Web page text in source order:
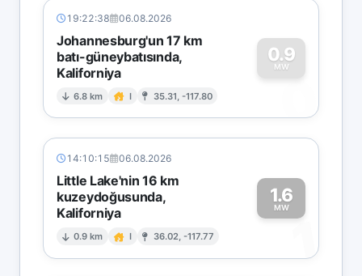
19:22:38 06.08.2026
Johannesburg'un 17 km
batı-güneybatısında,
Kaliforniya
6.8 km I 35.31, -117.80
0.9
MW
0
14:10:15 06.08.2026
Little Lake'nin 16 km
kuzeydoğusunda,
Kaliforniya
0.9 km I 36.02, -117.77
1.6
MW
1